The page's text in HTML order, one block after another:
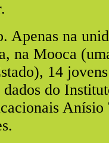
Apenas na
na Mooca
14
dados do